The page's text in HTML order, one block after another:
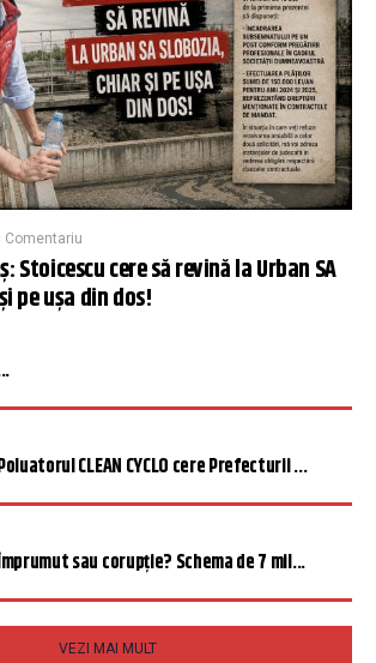
Comentariu
Stoicescu cere să revină la Urban SA
pe ușa din dos!
CLEAN CYCLO cere Prefecturii ...
sau corupție? Schema de 7 mil...
VEZI MAI MULT